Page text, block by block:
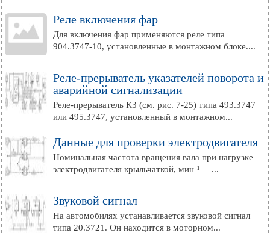
Реле включения фар
Для включения фар применяются реле типа
904.3747-10, установленные в монтажном блоке....
Реле-прерыватель указателей поворота и
аварийной сигнализации
Реле-прерыватель К3 (см. рис. 7-25) типа 493.3747
или 495.3747, установленный в монтажном...
Данные для проверки электродвигателя
Номинальная частота вращения вала при нагрузке
электродвигателя крыльчаткой, мин⁻¹ —...
Звуковой сигнал
На автомобилях устанавливается звуковой сигнал
типа 20.3721. Он находится в моторном...